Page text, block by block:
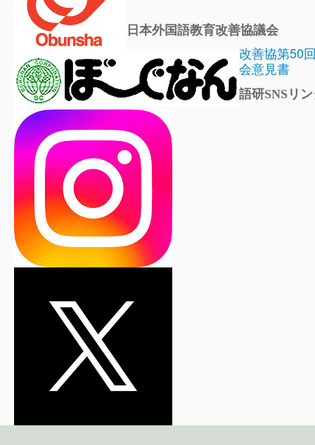
日本外国語教育改善協議会
改善協第50
会意見書
語研SNSリ